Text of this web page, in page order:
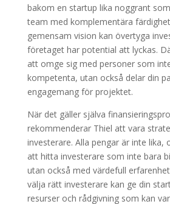
bakom en startup lika noggrant
team med komplementära
gemensam vision kan övertyga
företaget har potential att lyckas.
att omge sig med personer som
kompetenta, utan också delar din
engagemang för projektet.
När det gäller själva
rekommenderar Thiel att vara
investerare. Alla pengar är inte lika,
att hitta investerare som inte bara
utan också med värdefull
välja rätt investerare kan ge din
resurser och rådgivning som kan